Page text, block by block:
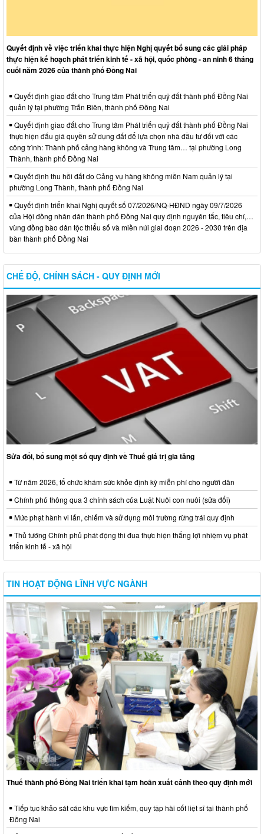
Quyết định về việc triển khai thực hiện Nghị quyết bổ sung các giải pháp
thực hiện kế hoạch phát triển kinh tế - xã hội, quốc phòng - an ninh 6 tháng
cuối năm 2026 của thành phố Đồng Nai
Quyết định giao đất cho Trung tâm Phát triển quỹ đất thành phố Đồng Nai
quản lý tại phường Trấn Biên, thành phố Đồng Nai
Quyết định giao đất cho Trung tâm Phát triển quỹ đất thành phố Đồng Nai
thực hiện đấu giá quyền sử dụng đất để lựa chọn nhà đầu tư đối với các
công trình: Thành phố cảng hàng không và Trung tâm… tại phường Long
Thành, thành phố Đồng Nai
Quyết định thu hồi đất do Cảng vụ hàng không miền Nam quản lý tại
phường Long Thành, thành phố Đồng Nai
Quyết định triển khai Nghị quyết số 07/2026/NQ-HĐND ngày 09/7/2026
của Hội đồng nhân dân thành phố Đồng Nai quy định nguyên tắc, tiêu chí,…
vùng đồng bào dân tộc thiểu số và miền núi giai đoạn 2026 - 2030 trên địa
bàn thành phố Đồng Nai
CHẾ ĐỘ, CHÍNH SÁCH - QUY ĐỊNH MỚI
Sửa đổi, bổ sung một số quy định về Thuế giá trị gia tăng
Từ năm 2026, tổ chức khám sức khỏe định kỳ miễn phí cho người dân
Chính phủ thông qua 3 chính sách của Luật Nuôi con nuôi (sửa đổi)
Mức phạt hành vi lấn, chiếm và sử dụng môi trường rừng trái quy định
Thủ tướng Chính phủ phát động thi đua thực hiện thắng lợi nhiệm vụ phát
triển kinh tế - xã hội
TIN HOẠT ĐỘNG LĨNH VỰC NGÀNH
Thuế thành phố Đồng Nai triển khai tạm hoãn xuất cảnh theo quy định mới
Tiếp tục khảo sát các khu vực tìm kiếm, quy tập hài cốt liệt sĩ tại thành phố
Đồng Nai